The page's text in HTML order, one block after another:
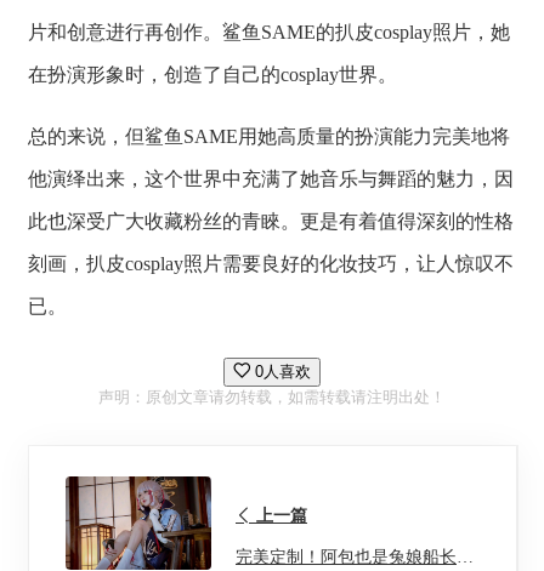
片和创意进行再创作。鲨鱼SAME的扒皮cosplay照片，她
在扮演形象时，创造了自己的cosplay世界。
总的来说，但鲨鱼SAME用她高质量的扮演能力完美地将
他演绎出来，这个世界中充满了她音乐与舞蹈的魅力，因
此也深受广大收藏粉丝的青睞。更是有着值得深刻的性格
刻画，扒皮cosplay照片需要良好的化妆技巧，让人惊叹不
已。
0人喜欢
声明：原创文章请勿转载，如需转载请注明出处！
上一篇
完美定制！阿包也是兔娘船长护